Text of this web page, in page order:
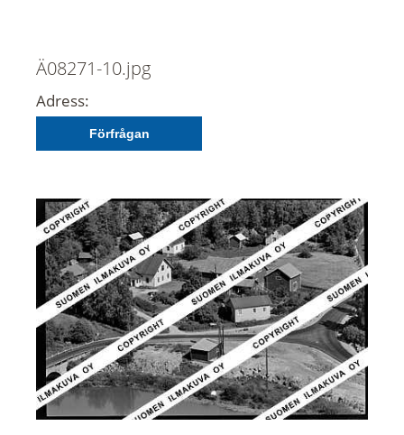
Ä08271-10.jpg
Adress:
Förfrågan